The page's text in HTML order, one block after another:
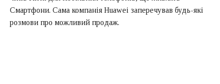
Смартфони. Сама компанія Huawei заперечував будь-які
розмови про можливий продаж.